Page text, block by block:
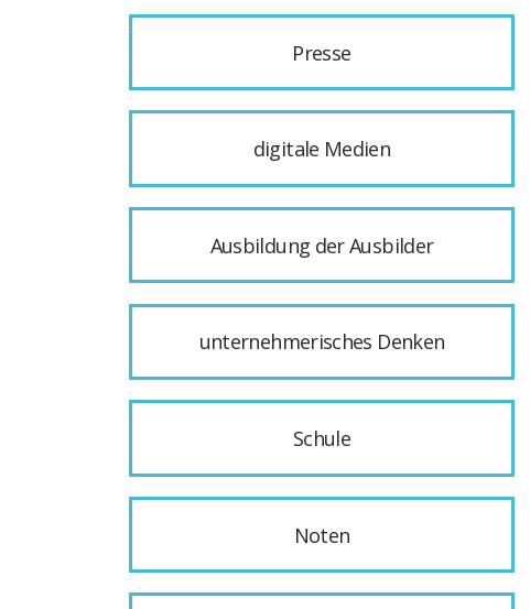
Presse
digitale Medien
Ausbildung der Ausbilder
unternehmerisches Denken
Schule
Noten